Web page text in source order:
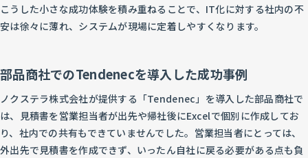
こうした小さな成功体験を積み重ねることで、IT化に対する社内の不
安は徐々に薄れ、システムが現場に定着しやすくなります。
部品商社でのTendenecを導入した成功事例
ノクステラ株式会社が提供する「Tendenec」を導入した部品商社で
は、見積書を営業担当者が出先や帰社後にExcelで個別に作成してお
り、社内での共有もできていませんでした。営業担当者にとっては、
外出先で見積書を作成できず、いったん自社に戻る必要がある点も負